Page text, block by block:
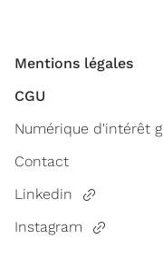
Mentions légales
CGU
Numérique d'intérêt
Contact
Linkedin
Instagram